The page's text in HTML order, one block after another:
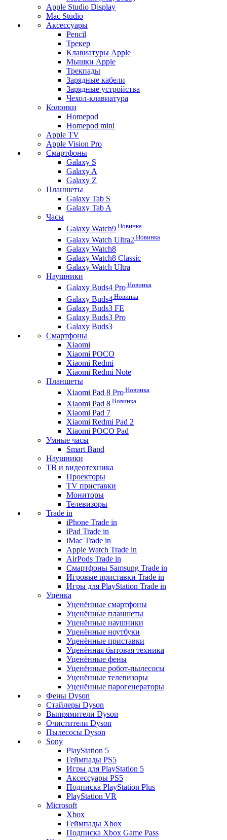
Apple Studio Display
Mac Studio
Аксессуары
Pencil
Трекер
Клавиатуры Apple
Мышки Apple
Трекпады
Зарядные кабели
Зарядные устройства
Чехол-клавиатура
Колонки
Homepod
Homepod mini
Apple TV
Apple Vision Pro
Смартфоны
Galaxy S
Galaxy A
Galaxy Z
Планшеты
Galaxy Tab S
Galaxy Tab A
Часы
Galaxy Watch9 Новинка
Galaxy Watch Ultra2 Новинка
Galaxy Watch8
Galaxy Watch8 Classic
Galaxy Watch Ultra
Наушники
Galaxy Buds4 Pro Новинка
Galaxy Buds4 Новинка
Galaxy Buds3 FE
Galaxy Buds3 Pro
Galaxy Buds3
Смартфоны
Xiaomi
Xiaomi POCO
Xiaomi Redmi
Xiaomi Redmi Note
Планшеты
Xiaomi Pad 8 Pro Новинка
Xiaomi Pad 8 Новинка
Xiaomi Pad 7
Xiaomi Redmi Pad 2
Xiaomi POCO Pad
Умные часы
Smart Band
Наушники
ТВ и видеотехника
Проекторы
TV приставки
Мониторы
Телевизоры
Trade in
iPhone Trade in
iPad Trade in
iMac Trade in
Apple Watch Trade in
AirPods Trade in
Смартфоны Samsung Trade in
Игровые приставки Trade in
Игры для PlayStation Trade in
Уценка
Уценённые смартфоны
Уценённые планшеты
Уценённые наушники
Уценённые ноутбуки
Уценённые приставки
Уценённая бытовая техника
Уценённые фены
Уценённые робот-пылесосы
Уценённые телевизоры
Уценённые парогенераторы
Фены Dyson
Стайлеры Dyson
Выпрямители Dyson
Очистители Dyson
Пылесосы Dyson
Sony
PlayStation 5
Геймпады PS5
Игры для PlayStation 5
Аксессуары PS5
Подписка PlayStation Plus
PlayStation VR
Microsoft
Xbox
Геймпады Xbox
Подписка Xbox Game Pass